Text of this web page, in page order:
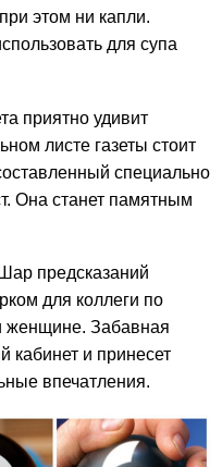
этом ни капли.
для супа
приятно удивит
листе газеты стоит
специально
Она станет памятным
Шар предсказаний
для коллеги по
женщине. Забавная
кабинет и принесет
впечатления.